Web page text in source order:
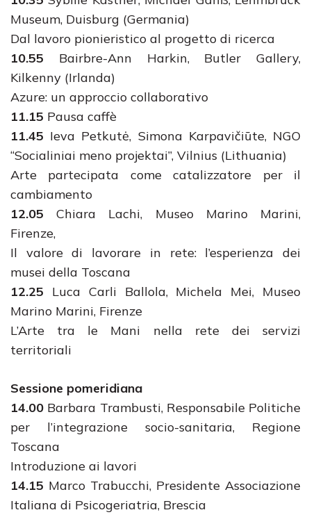
Museum, Duisburg (Germania)
Dal lavoro pionieristico al progetto di ricerca
10.55 Bairbre-Ann Harkin, Butler Gallery,
Kilkenny (Irlanda)
Azure: un approccio collaborativo
11.15 Pausa caffè
11.45 Ieva Petkutė, Simona Karpavičiūte, NGO
“Socialiniai meno projektai”, Vilnius (Lithuania)
Arte partecipata come catalizzatore per il
cambiamento
12.05 Chiara Lachi, Museo Marino Marini,
Firenze,
Il valore di lavorare in rete: l’esperienza dei
musei della Toscana
12.25 Luca Carli Ballola, Michela Mei, Museo
Marino Marini, Firenze
L’Arte tra le Mani nella rete dei servizi
territoriali
Sessione pomeridiana
14.00 Barbara Trambusti, Responsabile Politiche
per l’integrazione socio-sanitaria, Regione
Toscana
Introduzione ai lavori
14.15 Marco Trabucchi, Presidente Associazione
Italiana di Psicogeriatria, Brescia